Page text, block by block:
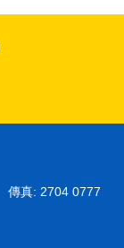
傳真: 2704 0777